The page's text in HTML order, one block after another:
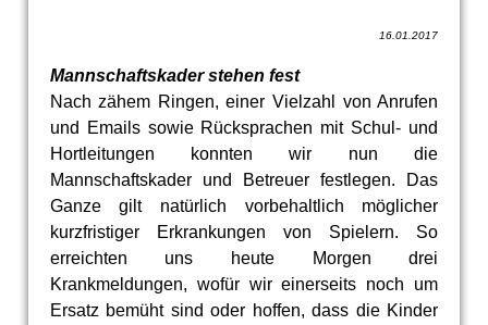
16.01.2017
Mannschaftskader stehen fest
Nach zähem Ringen, einer Vielzahl von Anrufen
und Emails sowie Rücksprachen mit Schul- und
Hortleitungen konnten wir nun die
Mannschaftskader und Betreuer festlegen. Das
Ganze gilt natürlich vorbehaltlich möglicher
kurzfristiger Erkrankungen von Spielern. So
erreichten uns heute Morgen drei
Krankmeldungen, wofür wir einerseits noch um
Ersatz bemüht sind oder hoffen, dass die Kinder